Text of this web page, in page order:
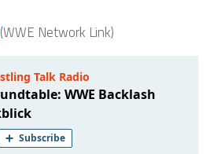
(WWE Network Link)